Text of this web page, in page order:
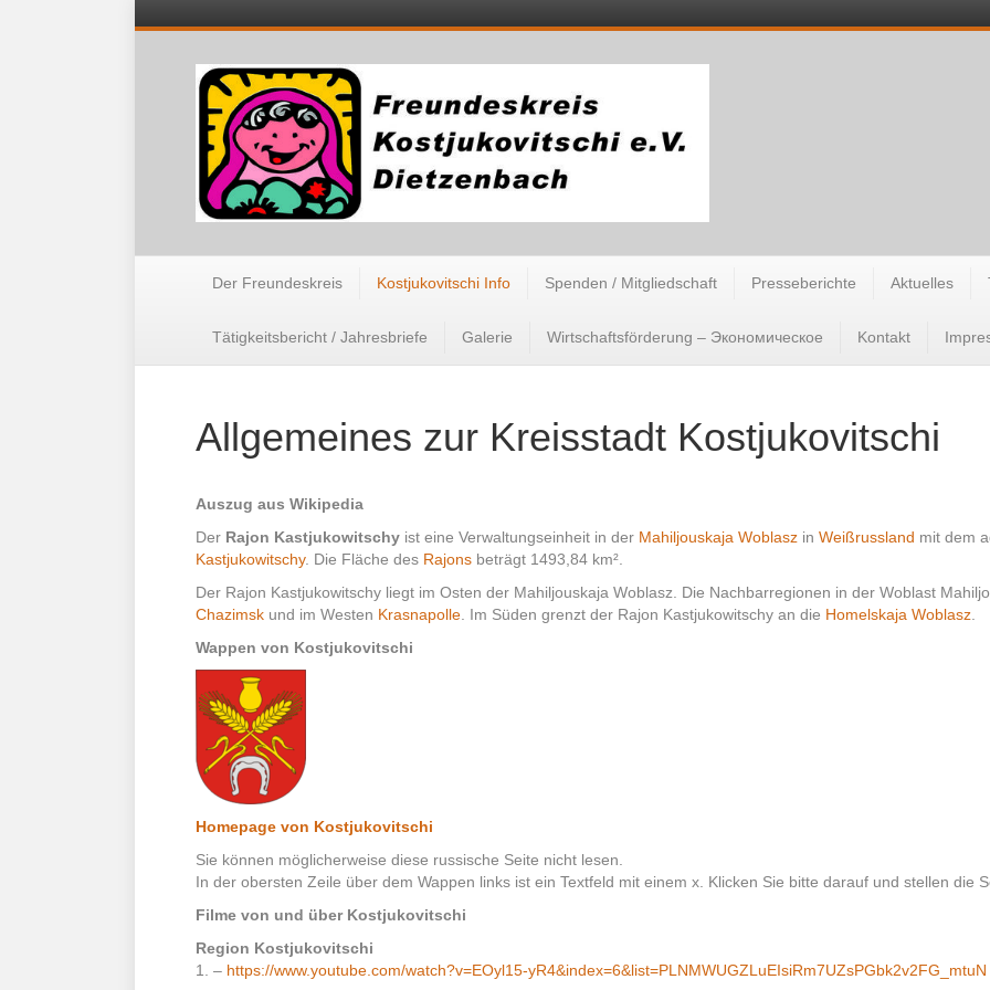
Der Freundeskreis
Kostjukovitschi Info Spenden / Mitgliedschaft Presseberichte Aktuelles
Tätigkeitsbericht / Jahresbriefe Galerie Wirtschaftsförderung – Экономическое Kontakt
Allgemeines zur Kreisstadt Kostjukovitschi
Auszug aus Wikipedia
Der Rajon Kastjukowitschy ist eine Verwaltungseinheit in der Mahiljouskaja Woblasz in Weißrussland mit dem
Kastjukowitschy. Die Fläche des Rajons beträgt 1493,84 km².
Der Rajon Kastjukowitschy liegt im Osten der Mahiljouskaja Woblasz. Die Nachbarregionen in der Woblast
Chazimsk und im Westen Krasnapolle . Im Süden grenzt der Rajon Kastjukowitschy an die Homelskaja Woblasz
Wappen von Kostjukovitschi
Homepage von Kostjukovitschi
Sie können möglicherweise diese russische Seite nicht lesen.
In der obersten Zeile über dem Wappen links ist ein Textfeld mit einem x. Klicken Sie bitte darauf und stellen die
Filme von und über Kostjukovitschi
Region Kostjukovitschi
1. – https://www.youtube.com/watch?v=EOyl15-yR4&index=6&list=PLNMWUGZLuEIsiRm7UZsPGbk2v2FG_mtuN